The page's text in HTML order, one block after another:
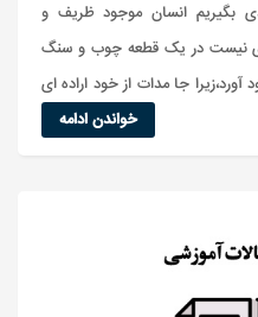
بگیریم انسان موجود ظریف و
ای نیست در یک قطعه چوب و سنگ
جا مدات از خود اراده ای
خواندن ادامه